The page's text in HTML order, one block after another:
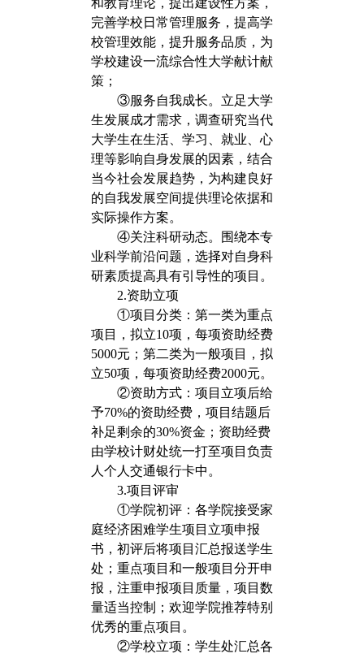
和教育理论，提出建设性方案，
完善学校日常管理服务，提高学
校管理效能，提升服务品质，为
学校建设一流综合性大学献计献
策；
③服务自我成长。立足大学
生发展成才需求，调查研究当代
大学生在生活、学习、就业、心
理等影响自身发展的因素，结合
当今社会发展趋势，为构建良好
的自我发展空间提供理论依据和
实际操作方案。
④关注科研动态。围绕本专
业科学前沿问题，选择对自身科
研素质提高具有引导性的项目。
2.资助立项
①项目分类：第一类为重点
项目，拟立10项，每项资助经费
5000元；第二类为一般项目，拟
立50项，每项资助经费2000元。
②资助方式：项目立项后给
予70%的资助经费，项目结题后
补足剩余的30%资金；资助经费
由学校计财处统一打至项目负责
人个人交通银行卡中。
3.项目评审
①学院初评：各学院接受家
庭经济困难学生项目立项申报
书，初评后将项目汇总报送学生
处；重点项目和一般项目分开申
报，注重申报项目质量，项目数
量适当控制；欢迎学院推荐特别
优秀的重点项目。
②学校立项：学生处汇总各